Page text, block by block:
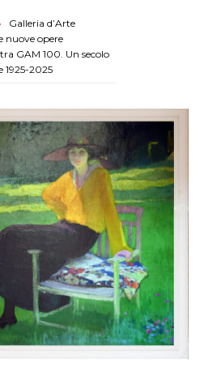
Galleria d’Arte
nuove opere
GAM 100. Un secolo
1925-2025